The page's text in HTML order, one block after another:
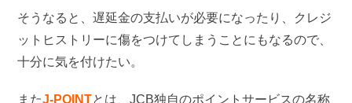
そうなると、遅延金の支払いが必要になったり、クレジ
ットヒストリーに傷をつけてしまうことにもなるので、
十分に気を付けたい。
またJ-POINTとは、JCB独自のポイントサービスの名称